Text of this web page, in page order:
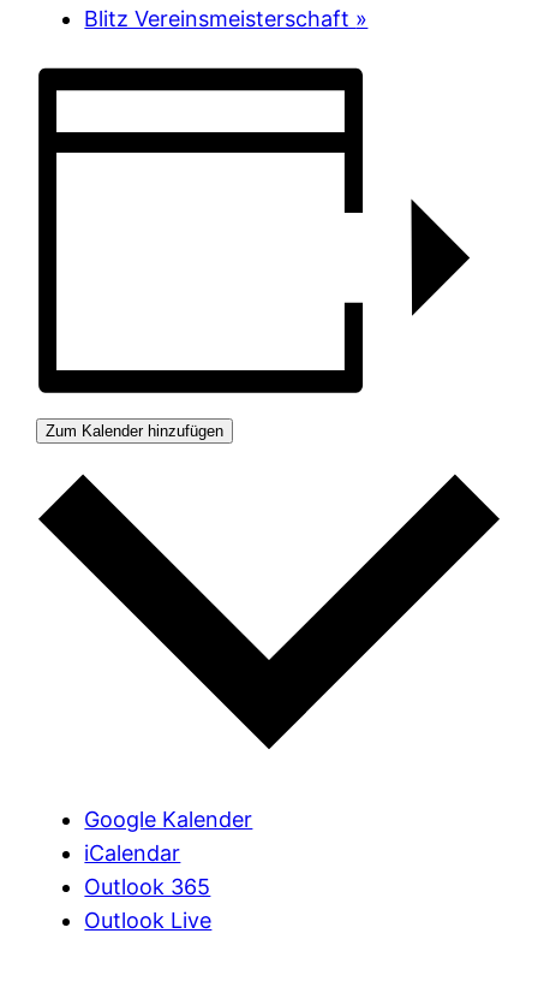
Blitz Vereinsmeisterschaft »
Zum Kalender hinzufügen
Google Kalender
iCalendar
Outlook 365
Outlook Live